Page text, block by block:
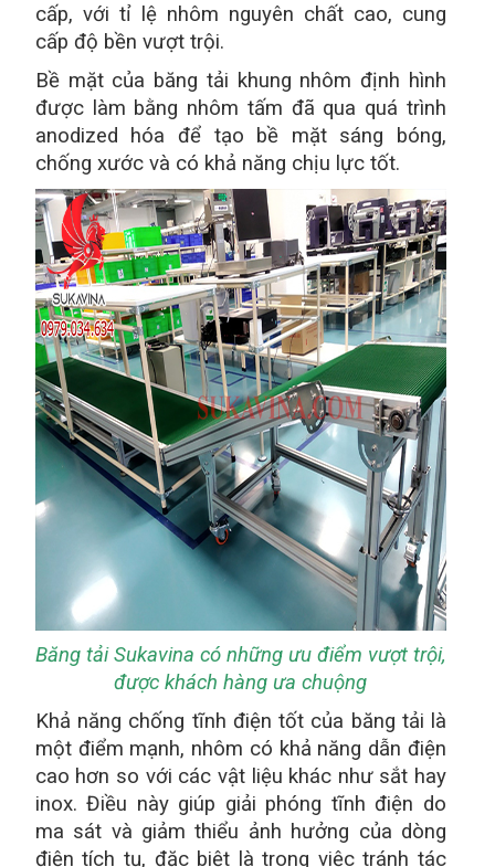
cấp, với tỉ lệ nhôm nguyên chất cao, cung
cấp độ bền vượt trội.
Bề mặt của băng tải khung nhôm định hình
được làm bằng nhôm tấm đã qua quá trình
anodized hóa để tạo bề mặt sáng bóng,
chống xước và có khả năng chịu lực tốt.
Băng tải Sukavina có những ưu điểm vượt trội,
được khách hàng ưa chuộng
Khả năng chống tĩnh điện tốt của băng tải là
một điểm mạnh, nhôm có khả năng dẫn điện
cao hơn so với các vật liệu khác như sắt hay
inox. Điều này giúp giải phóng tĩnh điện do
ma sát và giảm thiểu ảnh hưởng của dòng
điện tích tụ, đặc biệt là trong việc tránh tác